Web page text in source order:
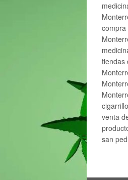
compra
tiendas
venta
san